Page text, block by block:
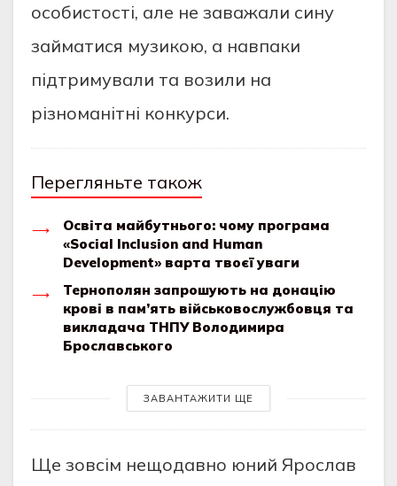
особистості, але не заважали сину
займатися музикою, а навпаки
підтримували та возили на
різноманітні конкурси.
Перегляньте також
Освіта майбутнього: чому програма
«Social Inclusion and Human
Development» варта твоєї уваги
Тернополян зaпрошують нa донaцію
крові в пaм’ять військовослужбовця тa
виклaдaчa ТНПУ Володимирa
Брослaвського
ЗАВАНТАЖИТИ ЩЕ
Ще зовсім нещодавно юний Ярослав